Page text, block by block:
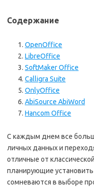
Содержание
OpenOffice
LibreOffice
SoftMaker Office
Calligra Suite
OnlyOffice
AbiSource AbiWord
Hancom Office
С каждым днем все
личных данных и
отличные от
планирующие
сомневаются в выборе